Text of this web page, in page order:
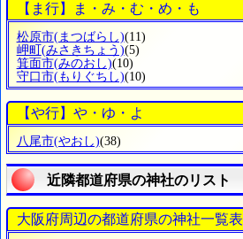
【ま行】ま・み・む・め・も
松原市(まつばらし)(11)
岬町 (みさきちょう)(5)
箕面市(みのおし)(10)
守口市(もりぐちし)(10)
【や行】や・ゆ・よ
八尾市(やおし)(38)
近隣都道府県の神社のリスト
大阪府周辺の都道府県の神社一覧表